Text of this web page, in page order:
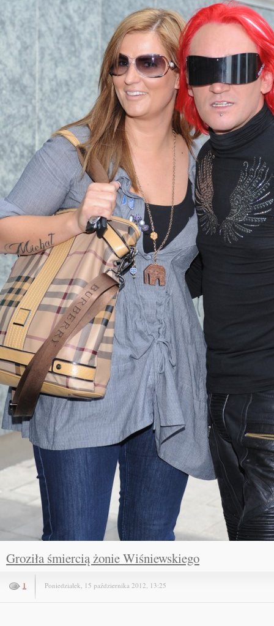
Groziła śmiercią żonie Wiśniewskiego
1 Poniedziałek, 15 października 2012, 13:25